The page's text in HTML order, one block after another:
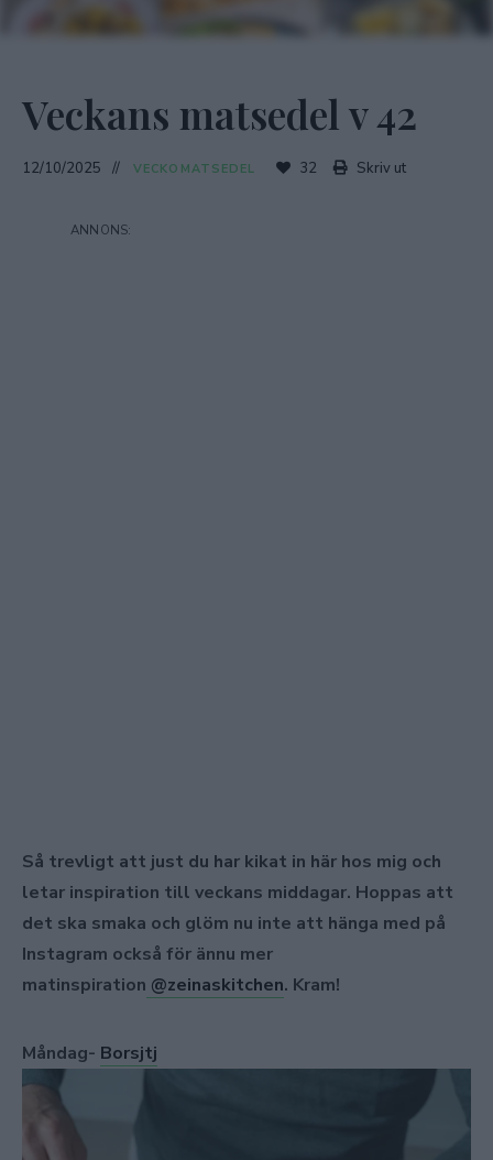
Veckans matsedel v 42
12/10/2025 VECKOMATSEDEL 32 Skriv ut
Så trevligt att just du har kikat in här hos mig och
letar inspiration till veckans middagar. Hoppas att
det ska smaka och glöm nu inte att hänga med på
Instagram också för ännu mer
matinspiration @zeinaskitchen. Kram!
Måndag- Borsjtj